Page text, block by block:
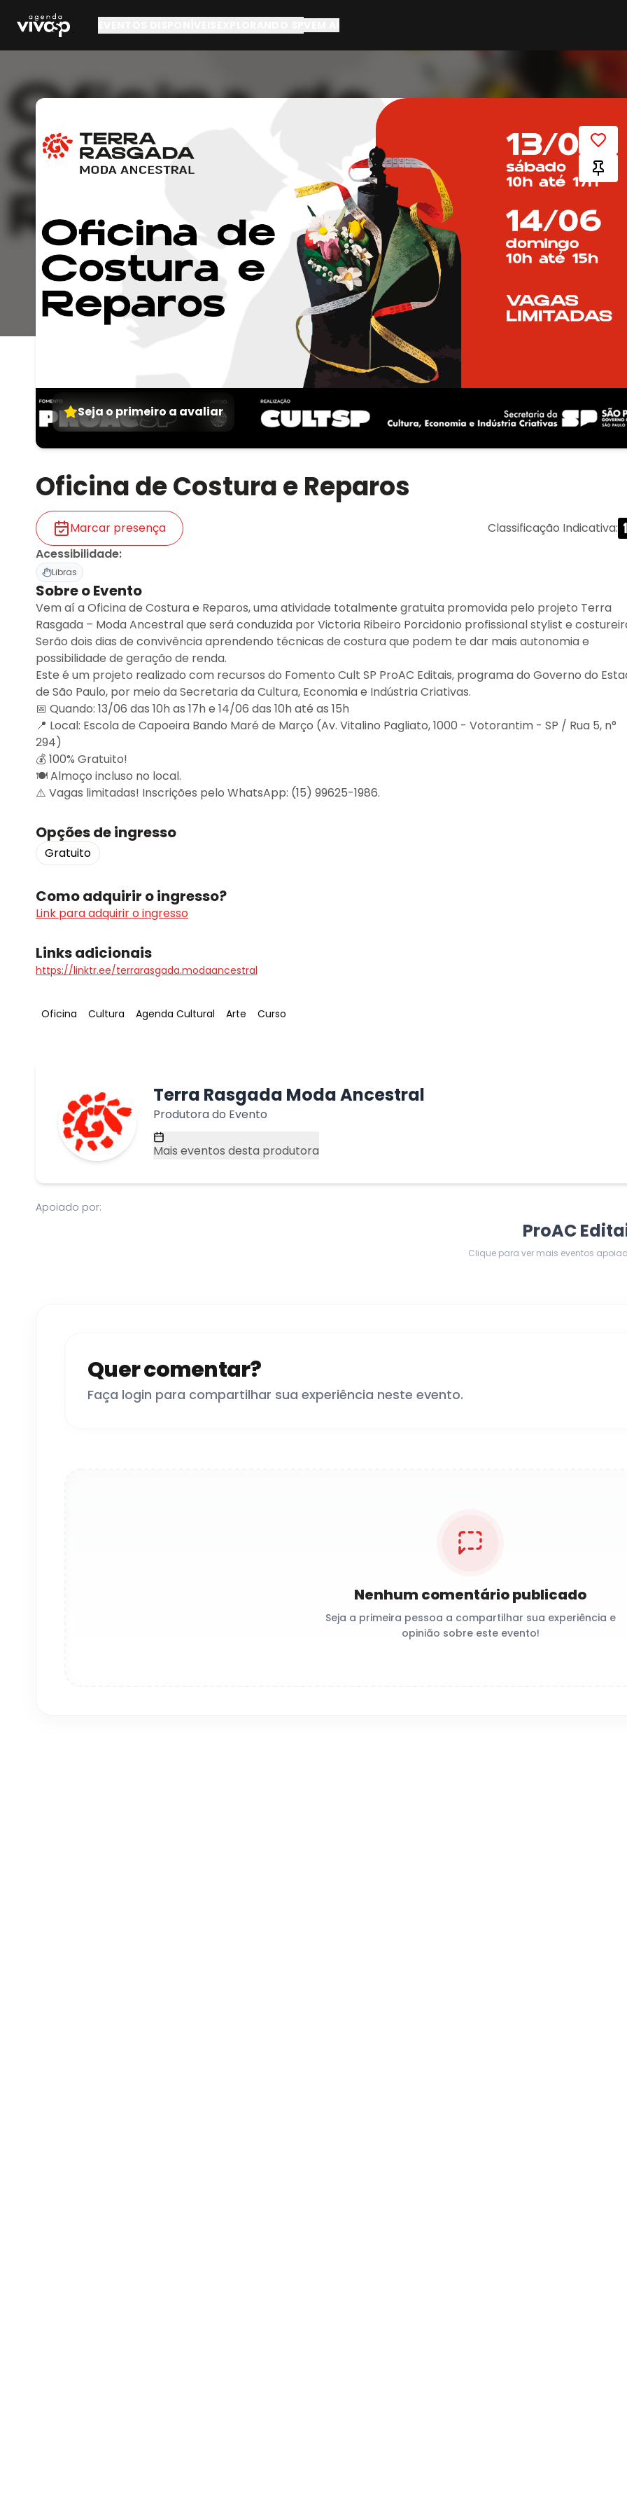
Seja o primeiro a avaliar
Oficina de Costura e Reparos
Marcar presença Classificação Indicativa:
Acessibilidade:
Libras
Sobre o Evento
Vem aí a Oficina de Costura e Reparos, uma atividade totalmente gratuita promovida pelo projeto Terra
Rasgada – Moda Ancestral que será conduzida por Victoria Ribeiro Porcidonio profissional stylist e
Serão dois dias de convivência aprendendo técnicas de costura que podem te dar mais autonomia e
possibilidade de geração de renda.
Este é um projeto realizado com recursos do Fomento Cult SP ProAC Editais, programa do Governo do
de São Paulo, por meio da Secretaria da Cultura, Economia e Indústria Criativas.
📅 Quando: 13/06 das 10h as 17h e 14/06 das 10h até as 15h
📍 Local: Escola de Capoeira Bando Maré de Março (Av. Vitalino Pagliato, 1000 - Votorantim - SP / Rua 5, n°
294)
💰 100% Gratuito!
🍽️ Almoço incluso no local.
⚠️ Vagas limitadas! Inscrições pelo WhatsApp: (15) 99625-1986.
Opções de ingresso
Gratuito
Como adquirir o ingresso?
Link para adquirir o ingresso
Links adicionais
https://linktr.ee/terrarasgada.modaancestral
Tag:
Oficina Tag:
Cultura Tag:
Agenda Cultural Tag:
Arte Tag:
Curso
Terra Rasgada Moda Ancestral
Produtora do Evento
Mais eventos desta produtora
Apoiado por:
ProAC
Clique para ver mais eventos
Quer comentar?
Faça login para compartilhar sua experiência neste evento.
Nenhum comentário publicado
Seja a primeira pessoa a compartilhar sua experiência e
opinião sobre este evento!